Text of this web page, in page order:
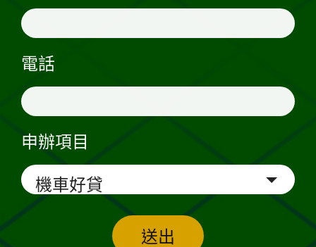
電話
申辦項目
送出